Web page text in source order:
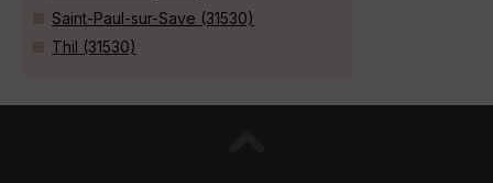
Saint-Paul-sur-Save (31530)
Thil (31530)